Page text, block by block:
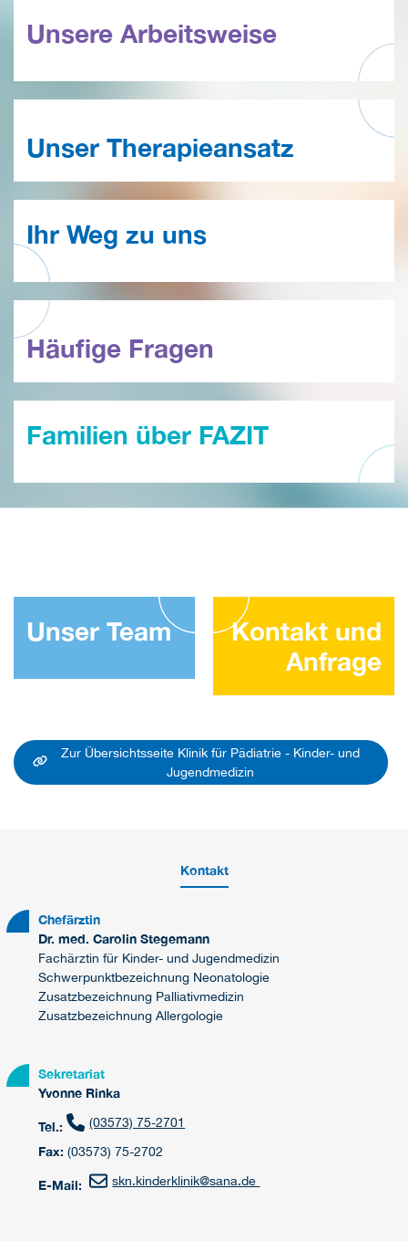
Unsere Arbeitsweise
Unser Therapieansatz
Ihr Weg zu uns
Häufige Fragen
Familien über FAZIT
Unser Team
Kontakt und
Anfrage
Zur Übersichtsseite Klinik für Pädiatrie - Kinder- und
Jugendmedizin
Kontakt
Chefärztin
Dr. med. Carolin Stegemann
Fachärztin für Kinder- und Jugendmedizin
Schwerpunktbezeichnung Neonatologie
Zusatzbezeichnung Palliativmedizin
Zusatzbezeichnung Allergologie
Sekretariat
Yvonne Rinka
Tel.: (03573) 75-2701
Fax: (03573) 75-2702
E-Mail: skn.kinderklinik@sana.de